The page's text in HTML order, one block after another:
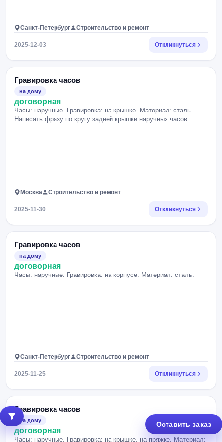
Санкт-Петербург Строительство и ремонт
2025-12-03 Откликнуться
Гравировка часов
на дому
договорная
Часы: наручные. Гравировка: на крышке. Материал: сталь.
Написать фразу по кругу задней крышки наручных часов.
Москва Строительство и ремонт
2025-11-30 Откликнуться
Гравировка часов
на дому
договорная
Часы: наручные. Гравировка: на корпусе. Материал: сталь.
Санкт-Петербург Строительство и ремонт
2025-11-25 Откликнуться
Гравировка часов
на дому
договорная
Часы: наручные. Гравировка: на крышке, на пряжке. Материал:
Оставить заказ